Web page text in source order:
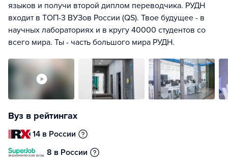
языков и получи второй диплом переводчика. РУДН
входит в ТОП-3 ВУЗов России (QS). Твое будущее - в
научных лабораториях и в кругу 40000 студентов со
всего мира. Ты - часть большого мира РУДН.
Вуз в рейтингах
14 в России
8 в России